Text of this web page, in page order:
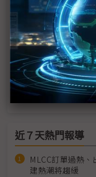
評析：從中芯到
結構變遷
Elon Musk挑戰半導
程風險交織
Elon Musk啟動
注2奈米與太空AI運算
近７天熱門報導
MLCC訂單過熱
建熱潮將趨緩